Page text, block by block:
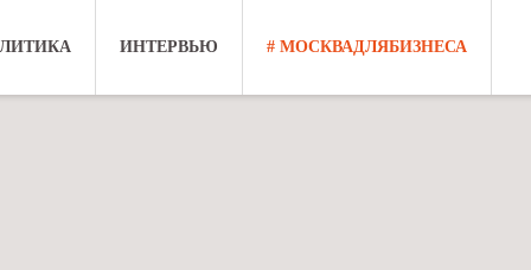
ИНТЕРВЬЮ # МОСКВАДЛЯБИЗНЕСА